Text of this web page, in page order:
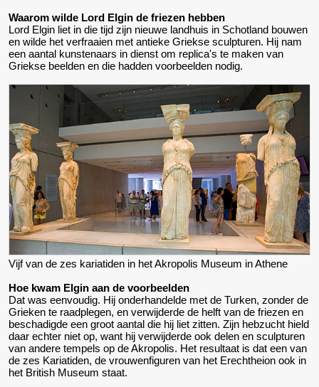
Waarom wilde Lord Elgin de friezen hebben
Lord Elgin liet in die tijd zijn nieuwe landhuis in Schotland bouwen
en wilde het verfraaien met antieke Griekse sculpturen. Hij nam
een aantal kunstenaars in dienst om replica's te maken van
Griekse beelden en die hadden voorbeelden nodig.
Vijf van de zes kariatiden in het Akropolis Museum in Athene
Hoe kwam Elgin aan de voorbeelden
Dat was eenvoudig. Hij onderhandelde met de Turken, zonder de
Grieken te raadplegen, en verwijderde de helft van de friezen en
beschadigde een groot aantal die hij liet zitten. Zijn hebzucht hield
daar echter niet op, want hij verwijderde ook delen en sculpturen
van andere tempels op de Akropolis. Het resultaat is dat een van
de zes Kariatiden, de vrouwenfiguren van het Erechtheion ook in
het British Museum staat.